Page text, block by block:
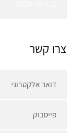
צרו קשר
דואר אלקטרוני
פייסבוק